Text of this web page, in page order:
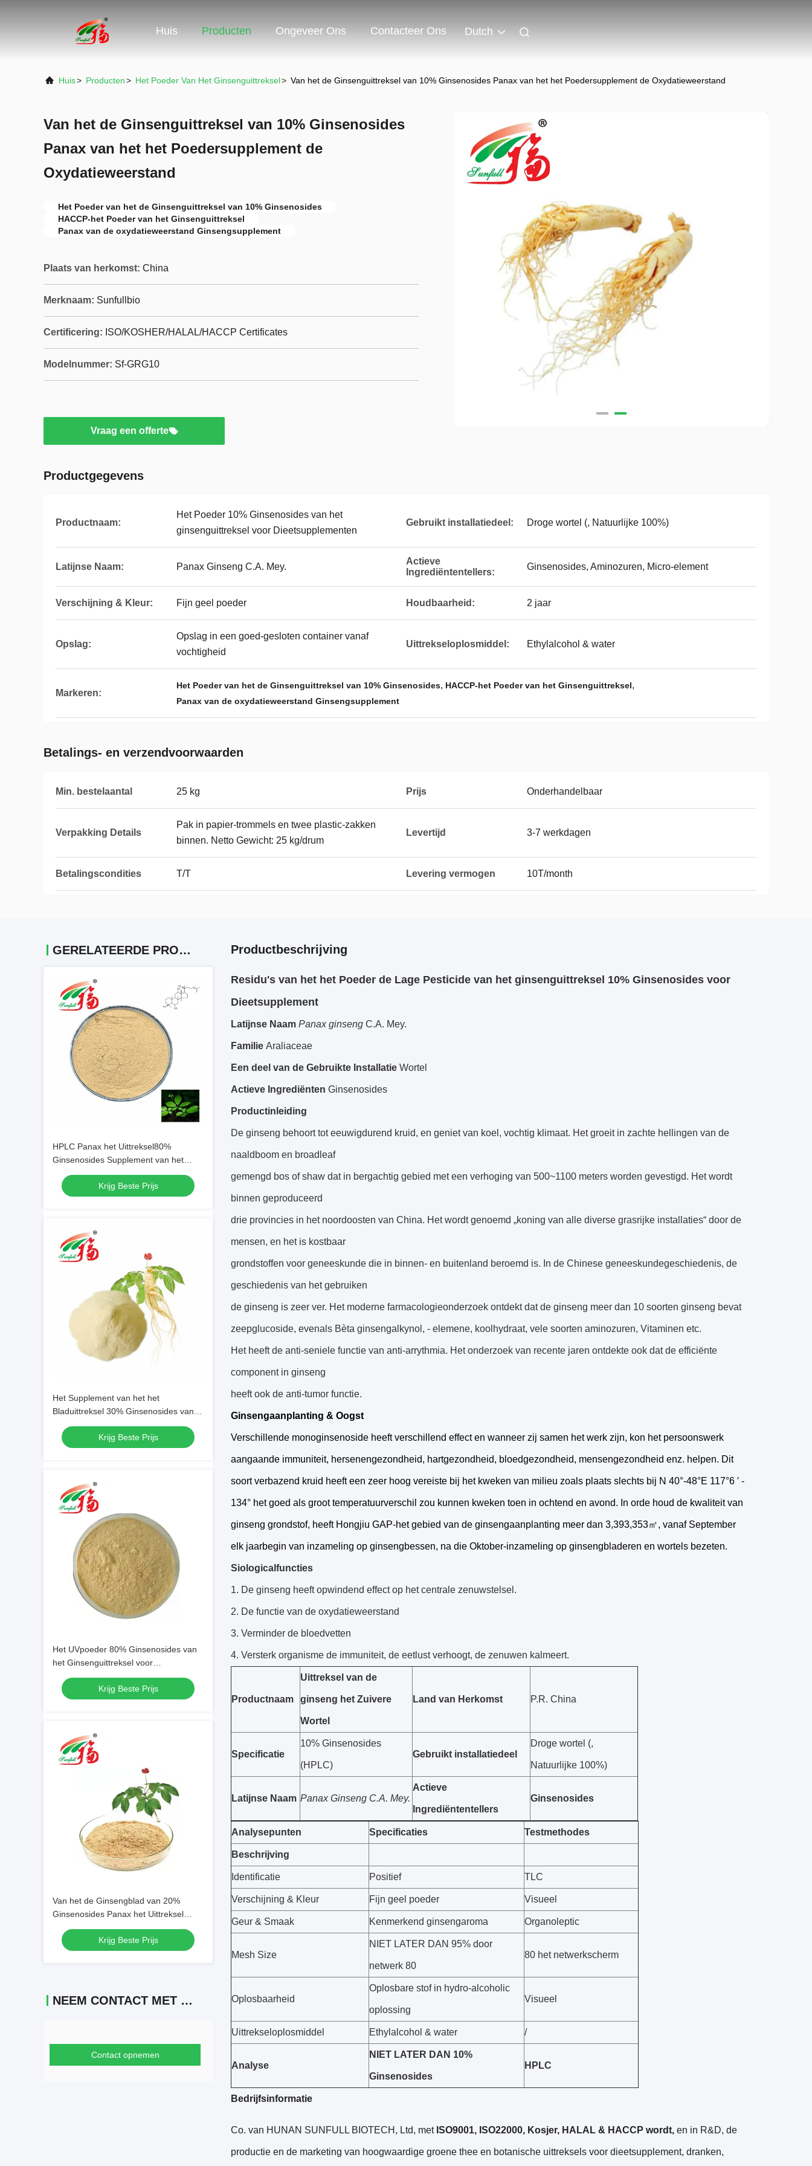
Huis Producten Ongeveer Ons Contacteer Ons Dutch
Huis> Producten> Het Poeder Van Het Ginsenguittreksel> Van het de Ginsenguittreksel van 10% Ginsenosides Panax van het het Poedersupplement de Oxydatieweerstand
Van het de Ginsenguittreksel van 10% Ginsenosides
Panax van het het Poedersupplement de
Oxydatieweerstand
Het Poeder van het de Ginsenguittreksel van 10% Ginsenosides
HACCP-het Poeder van het Ginsenguittreksel
Panax van de oxydatieweerstand Ginsengsupplement
Plaats van herkomst: China
Merknaam: Sunfullbio
Certificering: ISO/KOSHER/HALAL/HACCP Certificates
Modelnummer: Sf-GRG10
Vraag een offerte
Productgegevens
Productnaam:
Het Poeder 10% Ginsenosides van het
ginsenguittreksel voor Dieetsupplementen
Gebruikt installatiedeel: Droge wortel (, Natuurlijke 100%)
Latijnse Naam: Panax Ginseng C.A. Mey.
Actieve
Ingrediëntentellers:
Ginsenosides, Aminozuren, Micro-element
Verschijning & Kleur: Fijn geel poeder Houdbaarheid: 2 jaar
Opslag:
Opslag in een goed-gesloten container vanaf
vochtigheid
Uittrekseloplosmiddel: Ethylalcohol & water
Markeren:
Het Poeder van het de Ginsenguittreksel van 10% Ginsenosides, HACCP-het Poeder van het Ginsenguittreksel,
Panax van de oxydatieweerstand Ginsengsupplement
Betalings- en verzendvoorwaarden
Min. bestelaantal 25 kg Prijs Onderhandelbaar
Verpakking Details
Pak in papier-trommels en twee plastic-zakken
binnen. Netto Gewicht: 25 kg/drum
Levertijd 3-7 werkdagen
Betalingscondities T/T Levering vermogen 10T/month
GERELATEERDE PRODUCTEN
HPLC Panax het Uittreksel80%
Ginsenosides Supplement van het
Ginsengblad voor Schoonheidsmiddel
Krijg Beste Prijs
Het Supplement van het het
Bladuittreksel 30% Ginsenosides van
de stamginseng voor
DrankingrediëntenKrijg Beste Prijs
Het UVpoeder 80% Ginsenosides van
het Ginsenguittreksel voor
Dieetsupplementen
Krijg Beste Prijs
Van het de Ginsengblad van 20%
Ginsenosides Panax het Uittreksel
Antimoeheid voor Drankingrediënten
Krijg Beste Prijs
NEEM CONTACT MET ONS OP
Contact opnemen
Productbeschrijving
Residu's van het het Poeder de Lage Pesticide van het ginsenguittreksel 10% Ginsenosides voor
Dieetsupplement
Latijnse Naam Panax ginseng C.A. Mey.
Familie Araliaceae
Een deel van de Gebruikte Installatie Wortel
Actieve Ingrediënten Ginsenosides
Productinleiding
De ginseng behoort tot eeuwigdurend kruid, en geniet van koel, vochtig klimaat. Het groeit in zachte hellingen van de
naaldboom en broadleaf
gemengd bos of shaw dat in bergachtig gebied met een verhoging van 500~1100 meters worden gevestigd. Het wordt
binnen geproduceerd
drie provincies in het noordoosten van China. Het wordt genoemd „koning van alle diverse grasrijke installaties“ door de
mensen, en het is kostbaar
grondstoffen voor geneeskunde die in binnen- en buitenland beroemd is. In de Chinese geneeskundegeschiedenis, de
geschiedenis van het gebruiken
de ginseng is zeer ver. Het moderne farmacologieonderzoek ontdekt dat de ginseng meer dan 10 soorten ginseng bevat
zeepglucoside, evenals Bèta ginsengalkynol, - elemene, koolhydraat, vele soorten aminozuren, Vitaminen etc.
Het heeft de anti-seniele functie van anti-arrythmia. Het onderzoek van recente jaren ontdekte ook dat de efficiënte
component in ginseng
heeft ook de anti-tumor functie.
Ginsengaanplanting & Oogst
Verschillende monoginsenoside heeft verschillend effect en wanneer zij samen het werk zijn, kon het persoonswerk
aangaande immuniteit, hersenengezondheid, hartgezondheid, bloedgezondheid, mensengezondheid enz. helpen. Dit
soort verbazend kruid heeft een zeer hoog vereiste bij het kweken van milieu zoals plaats slechts bij N 40°-48°E 117°6 ′ -
134° het goed als groot temperatuurverschil zou kunnen kweken toen in ochtend en avond. In orde houd de kwaliteit van
ginseng grondstof, heeft Hongjiu GAP-het gebied van de ginsengaanplanting meer dan 3,393,353㎡, vanaf September
elk jaarbegin van inzameling op ginsengbessen, na die Oktober-inzameling op ginsengbladeren en wortels bezeten.
Siologicalfuncties
1. De ginseng heeft opwindend effect op het centrale zenuwstelsel.
2. De functie van de oxydatieweerstand
3. Verminder de bloedvetten
4. Versterk organisme de immuniteit, de eetlust verhoogt, de zenuwen kalmeert.
Productnaam
Uittreksel van de
ginseng het Zuivere
Wortel
Land van Herkomst P.R. China
Specificatie
10% Ginsenosides
(HPLC)
Gebruikt installatiedeel
Droge wortel (,
Natuurlijke 100%)
Latijnse Naam Panax Ginseng C.A. Mey.
Actieve
Ingrediëntentellers
Ginsenosides
Analysepunten Specificaties Testmethodes
Beschrijving
Identificatie Positief TLC
Verschijning & Kleur Fijn geel poeder Visueel
Geur & Smaak Kenmerkend ginsengaroma Organoleptic
Mesh Size
NIET LATER DAN 95% door
netwerk 80
80 het netwerkscherm
Oplosbaarheid
Oplosbare stof in hydro-alcoholic
oplossing
Visueel
Uittrekseloplosmiddel Ethylalcohol & water /
Analyse
NIET LATER DAN 10%
Ginsenosides
HPLC
Bedrijfsinformatie
Co. van HUNAN SUNFULL BIOTECH, Ltd, met ISO9001, ISO22000, Kosjer, HALAL & HACCP wordt, en in R&D, de
productie en de marketing van hoogwaardige groene thee en botanische uittreksels voor dieetsupplement, dranken,